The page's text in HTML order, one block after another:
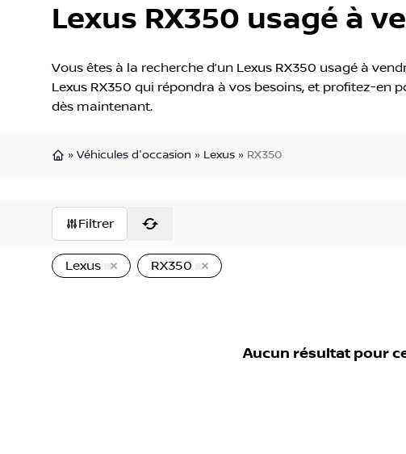
Lexus RX350 usagé à
Vous êtes à la recherche d’un Lexus RX350 usagé à
Lexus RX350 qui répondra à vos besoins, et profitez-en
dès maintenant.
» Véhicules d'occasion » Lexus » RX350
Filtrer
Lexus RX350
Aucun résultat pour